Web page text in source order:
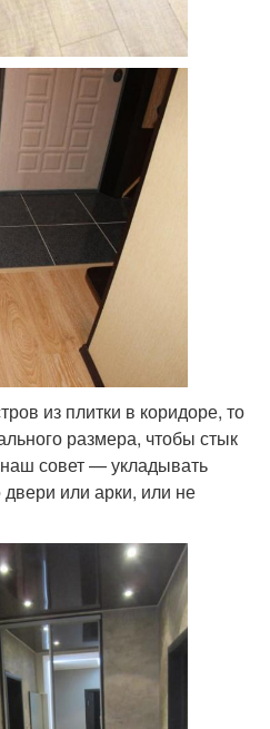
из плитки в коридоре, то
размера, чтобы стык
совет — укладывать
или арки, или не